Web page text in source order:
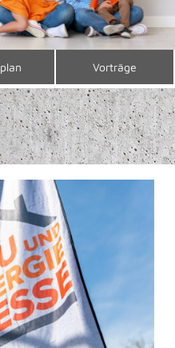
Vorträge